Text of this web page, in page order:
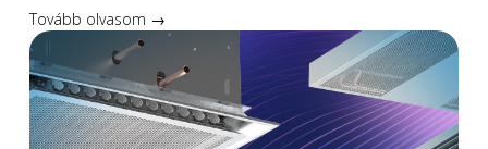
Tovább olvasom →